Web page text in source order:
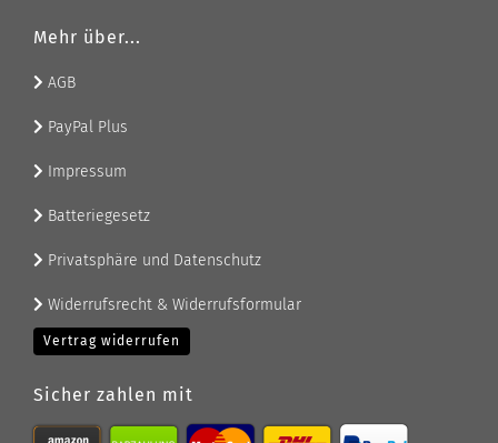
Mehr über...
AGB
PayPal Plus
Impressum
Batteriegesetz
Privatsphäre und Datenschutz
Widerrufsrecht & Widerrufsformular
Vertrag widerrufen
Sicher zahlen mit